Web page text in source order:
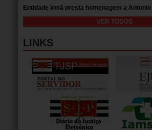
Entidade irmã presta homenagem a
VER TODOS
LINKS